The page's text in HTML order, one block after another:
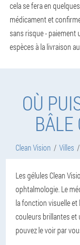
cela se fera en
médicament et
sans risque - paiement
espèces à la livraison
OÙ
BÂLE
Clean Vision Villes
Les gélules Clean
ophtalmologie. Le
la fonction visuelle et
couleurs brillantes et
pouvez le voir par